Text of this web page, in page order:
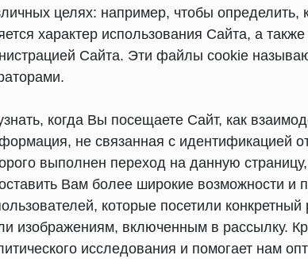
целях: например, чтобы определить,
характер использования Сайта, а
Сайта. Эти файлы cookie
когда Вы посещаете Сайт, как
не связанная с идентификацией
выполнен переход на данную
Вам более широкие возможности и
которые посетили
изображениям, включенным в рассылку.
исследования и помогает нам